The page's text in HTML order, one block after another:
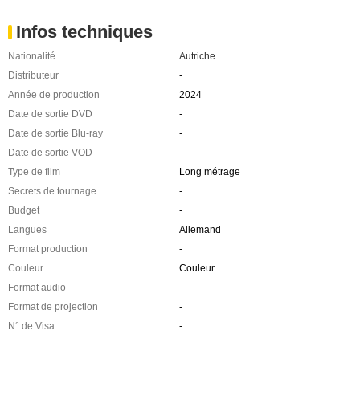
Infos techniques
Nationalité
Autriche
Distributeur
-
Année de production
2024
Date de sortie DVD
-
Date de sortie Blu-ray
-
Date de sortie VOD
-
Type de film
Long métrage
Secrets de tournage
-
Budget
-
Langues
Allemand
Format production
-
Couleur
Couleur
Format audio
-
Format de projection
-
N° de Visa
-